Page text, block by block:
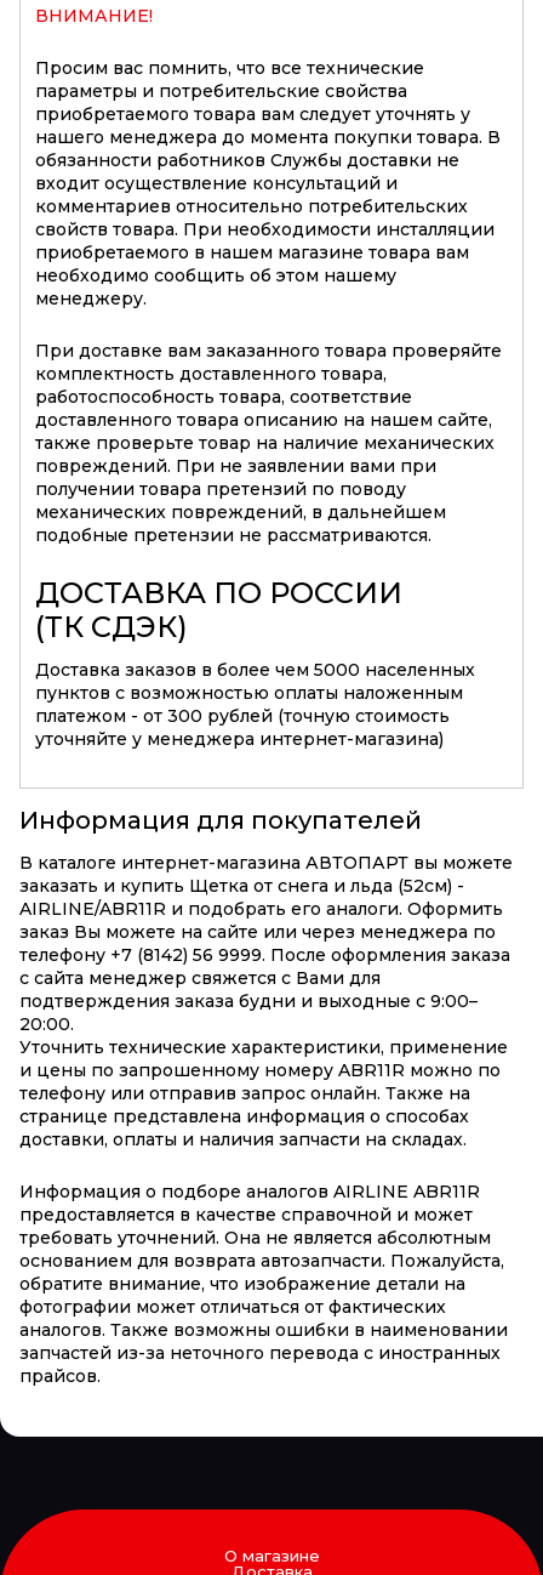
ВНИМАНИЕ!
Просим вас помнить, что все технические
параметры и потребительские свойства
приобретаемого товара вам следует уточнять у
нашего менеджера до момента покупки товара. В
обязанности работников Службы доставки не
входит осуществление консультаций и
комментариев относительно потребительских
свойств товара. При необходимости инсталляции
приобретаемого в нашем магазине товара вам
необходимо сообщить об этом нашему
менеджеру.
При доставке вам заказанного товара проверяйте
комплектность доставленного товара,
работоспособность товара, соответствие
доставленного товара описанию на нашем сайте,
также проверьте товар на наличие механических
повреждений. При не заявлении вами при
получении товара претензий по поводу
механических повреждений, в дальнейшем
подобные претензии не рассматриваются.
ДОСТАВКА ПО РОССИИ
(ТК СДЭК)
Доставка заказов в более чем 5000 населенных
пунктов с возможностью оплаты наложенным
платежом - от 300 рублей (точную стоимость
уточняйте у менеджера интернет-магазина)
Информация для покупателей
В каталоге интернет-магазина АВТОПАРТ вы можете
заказать и купить Щетка от снега и льда (52см) -
AIRLINE/ABR11R и подобрать его аналоги. Оформить
заказ Вы можете на сайте или через менеджера по
телефону +7 (8142) 56 9999. После оформления заказа
с сайта менеджер свяжется с Вами для
подтверждения заказа будни и выходные с 9:00–
20:00.
Уточнить технические характеристики, применение
и цены по запрошенному номеру ABR11R можно по
телефону или отправив запрос онлайн. Также на
странице представлена информация о способах
доставки, оплаты и наличия запчасти на складах.
Информация о подборе аналогов AIRLINE ABR11R
предоставляется в качестве справочной и может
требовать уточнений. Она не является абсолютным
основанием для возврата автозапчасти. Пожалуйста,
обратите внимание, что изображение детали на
фотографии может отличаться от фактических
аналогов. Также возможны ошибки в наименовании
запчастей из-за неточного перевода с иностранных
прайсов.
О магазине